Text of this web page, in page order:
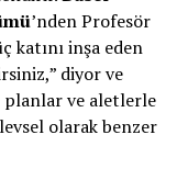
’nden Profesör
katını inşa eden
diyor ve
planlar ve aletlerle
olarak benzer